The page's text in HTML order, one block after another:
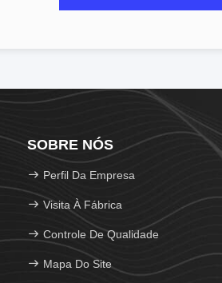
SOBRE NÓS
Perfil Da Empresa
Visita À Fábrica
Controle De Qualidade
Mapa Do Site